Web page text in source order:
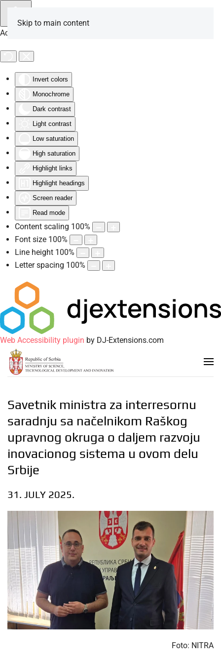
Accessibility Tools
Invert colors
Monochrome
Dark contrast
Light contrast
Low saturation
High saturation
Highlight links
Highlight headings
Screen reader
Read mode
Content scaling 100%
Font size 100%
Line height 100%
Letter spacing 100%
Web Accessibility plugin by DJ-Extensions.com
Skip to main content
Savetnik ministra za interresornu
saradnju sa načelnikom Raškog
upravnog okruga o daljem razvoju
inovacionog sistema u ovom delu
Srbije
31. JULY 2025.
Foto: NITRA